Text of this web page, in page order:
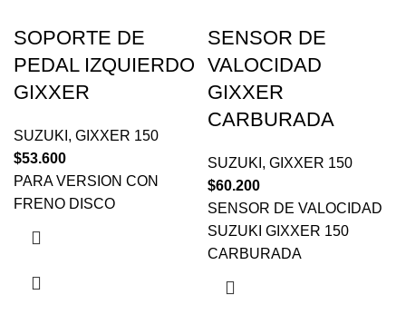
SOPORTE DE
PEDAL IZQUIERDO
GIXXER
SUZUKI , GIXXER 150
$53.600
PARA VERSION CON
FRENO DISCO
SENSOR DE
VALOCIDAD
GIXXER
CARBURADA
SUZUKI , GIXXER 150
$60.200
SENSOR DE VALOCIDAD
SUZUKI GIXXER 150
CARBURADA